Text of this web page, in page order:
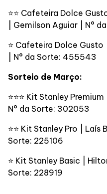
Programa de benefícios
⭐⭐ Cafeteira Dolce
| Gemilson Aguiar | N°
⭐ Cafeteira Dolce
| N° da Sorte: 455543
Sorteio de Março:
⭐⭐⭐ Kit Stanley
N° da Sorte: 302053
⭐⭐ Kit Stanley Pro |
Sorte: 225106
⭐ Kit Stanley Basic |
Sorte: 228919